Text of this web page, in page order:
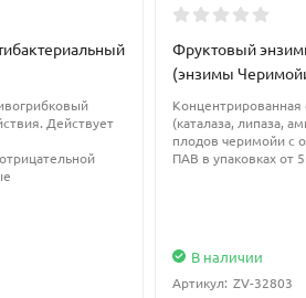
Действует
Фруктовый
(энзимы
(каталаза, липаза,
плодов черимойи с
ПАВ в упаковках от
В наличии
Артикул: ZV-32803